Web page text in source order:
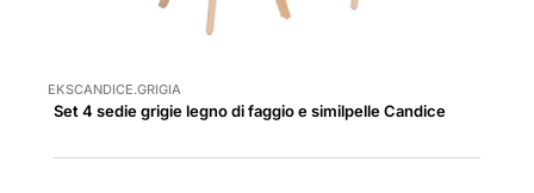
EKSCANDICE.GRIGIA
Set 4 sedie grigie legno di faggio e similpelle Candice